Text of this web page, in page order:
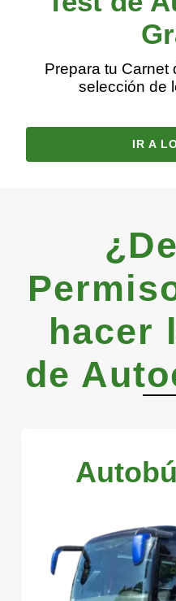
Prepara tu Carnet
selección de
IR A
hacer
de